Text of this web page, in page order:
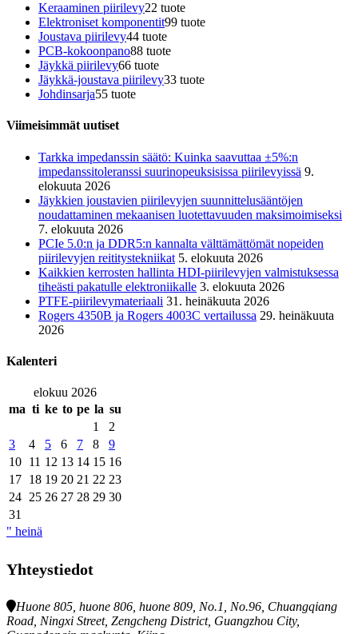
Keraaminen piirilevy22 tuote
Elektroniset komponentit99 tuote
Joustava piirilevy44 tuote
PCB-kokoonpano88 tuote
Jäykkä piirilevy66 tuote
Jäykkä-joustava piirilevy33 tuote
Johdinsarja55 tuote
Viimeisimmät uutiset
Tarkka impedanssin säätö: Kuinka saavuttaa ±5%:n
impedanssitoleranssi suurinopeuksisissa piirilevyissä 9.
elokuuta 2026
Jäykkien joustavien piirilevyjen suunnittelusääntöjen
noudattaminen mekaanisen luotettavuuden maksimoimiseksi
7. elokuuta 2026
PCIe 5.0:n ja DDR5:n kannalta välttämättömät nopeiden
piirilevyjen reititystekniikat 5. elokuuta 2026
Kaikkien kerrosten hallinta HDI-piirilevyjen valmistuksessa
tiheästi pakatulle elektroniikalle 3. elokuuta 2026
PTFE-piirilevymateriaali 31. heinäkuuta 2026
Rogers 4350B ja Rogers 4003C vertailussa 29. heinäkuuta
2026
Kalenteri
elokuu 2026
ma ti ke to pe la su
1
2
3
4 5 6 7 8
9
10 11 12 13 14 15 16
17 18 19 20 21 22 23
24 25 26 27 28 29 30
31
" heinä
Yhteystiedot
Huone 805, huone 806, huone 809, No.1, No.96, Chuangqiang
Road, Ningxi Street, Zengcheng District, Guangzhou City,